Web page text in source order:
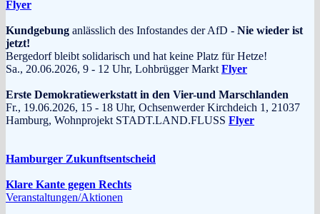
Flyer
Kundgebung anlässlich des Infostandes der AfD - Nie wieder ist
jetzt!
Bergedorf bleibt solidarisch und hat keine Platz für Hetze!
Sa., 20.06.2026, 9 - 12 Uhr, Lohbrügger Markt Flyer
Erste Demokratiewerkstatt in den Vier-und Marschlanden
Fr., 19.06.2026, 15 - 18 Uhr, Ochsenwerder Kirchdeich 1, 21037
Hamburg, Wohnprojekt STADT.LAND.FLUSS Flyer
Hamburger Zukunftsentscheid
Klare Kante gegen Rechts
Veranstaltungen/Aktionen